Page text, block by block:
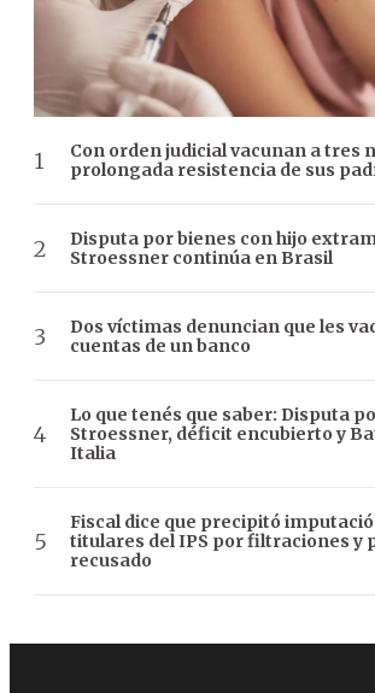
Con orden judicial vacunan a tres
prolongada resistencia de sus
Disputa por bienes con hijo
Stroessner continúa en Brasil
Dos víctimas denuncian que les
cuentas de un banco
Lo que tenés que saber: Disputa
Stroessner, déficit encubierto y
Italia
Fiscal dice que precipitó
titulares del IPS por filtraciones y
recusado